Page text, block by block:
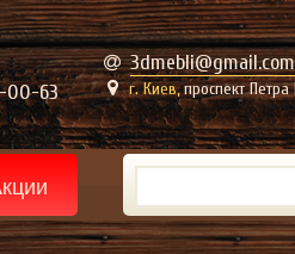
00-63
3dmebli@gmail.com
г. Киев,проспект Петра